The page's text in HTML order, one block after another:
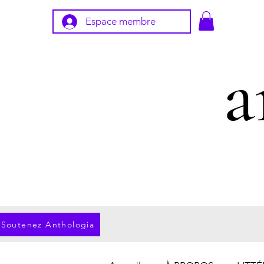
Espace membre
Soutenez Anthologia